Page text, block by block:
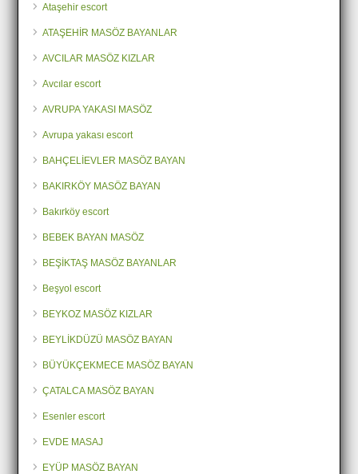
Ataşehir escort
ATAŞEHİR MASÖZ BAYANLAR
AVCILAR MASÖZ KIZLAR
Avcılar escort
AVRUPA YAKASI MASÖZ
Avrupa yakası escort
BAHÇELİEVLER MASÖZ BAYAN
BAKIRKÖY MASÖZ BAYAN
Bakırköy escort
BEBEK BAYAN MASÖZ
BEŞİKTAŞ MASÖZ BAYANLAR
Beşyol escort
BEYKOZ MASÖZ KIZLAR
BEYLİKDÜZÜ MASÖZ BAYAN
BÜYÜKÇEKMECE MASÖZ BAYAN
ÇATALCA MASÖZ BAYAN
Esenler escort
EVDE MASAJ
EYÜP MASÖZ BAYAN